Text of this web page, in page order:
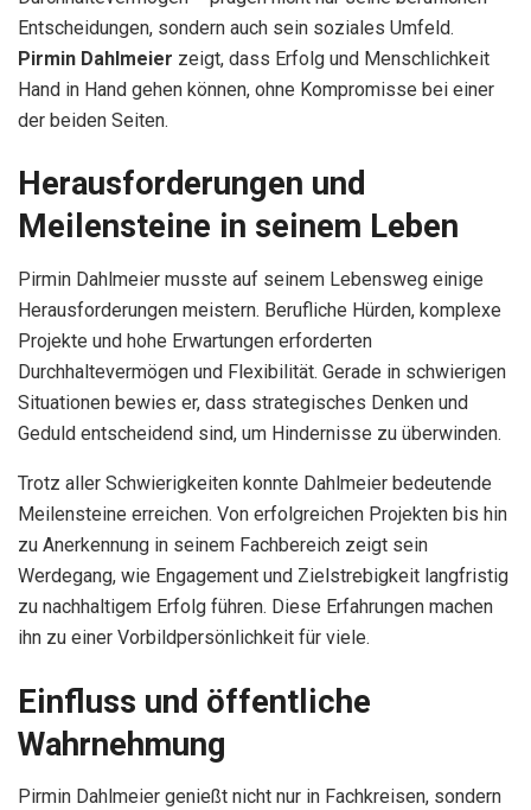
Entscheidungen, sondern auch sein soziales Umfeld.
Pirmin Dahlmeier zeigt, dass Erfolg und Menschlichkeit
Hand in Hand gehen können, ohne Kompromisse bei einer
der beiden Seiten.
Herausforderungen und
Meilensteine in seinem Leben
Pirmin Dahlmeier musste auf seinem Lebensweg einige
Herausforderungen meistern. Berufliche Hürden, komplexe
Projekte und hohe Erwartungen erforderten
Durchhaltevermögen und Flexibilität. Gerade in schwierigen
Situationen bewies er, dass strategisches Denken und
Geduld entscheidend sind, um Hindernisse zu überwinden.
Trotz aller Schwierigkeiten konnte Dahlmeier bedeutende
Meilensteine erreichen. Von erfolgreichen Projekten bis hin
zu Anerkennung in seinem Fachbereich zeigt sein
Werdegang, wie Engagement und Zielstrebigkeit langfristig
zu nachhaltigem Erfolg führen. Diese Erfahrungen machen
ihn zu einer Vorbildpersönlichkeit für viele.
Einfluss und öffentliche
Wahrnehmung
Pirmin Dahlmeier genießt nicht nur in Fachkreisen, sondern